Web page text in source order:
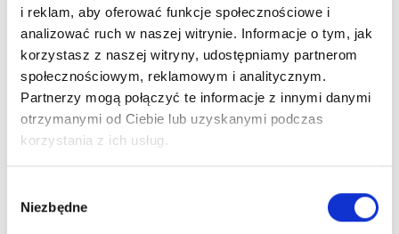
i reklam, aby oferować funkcje społecznościowe i
analizować ruch w naszej witrynie. Informacje o tym, jak
korzystasz z naszej witryny, udostępniamy partnerom
społecznościowym, reklamowym i analitycznym.
Partnerzy mogą połączyć te informacje z innymi danymi
otrzymanymi od Ciebie lub uzyskanymi podczas
korzystania z ich usług.
zgody
Niezbędne
Deklaracja papierowa
Pobierz i wypełnij deklarację, a następnie zgłoś
się z nią do nas.